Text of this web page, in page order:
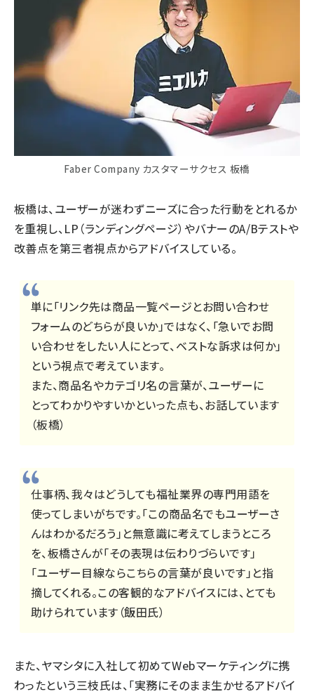
Faber Company カスタマーサクセス 板橋
板橋は、ユーザーが迷わずニーズに合った行動をとれるか
を重視し、LP（ランディングページ）やバナーのA/Bテストや
改善点を第三者視点からアドバイスしている。
単に「リンク先は商品一覧ページとお問い合わせ
フォームのどちらが良いか」ではなく、「急いでお問
い合わせをしたい人にとって、ベストな訴求は何か」
という視点で考えています。
また、商品名やカテゴリ名の言葉が、ユーザーに
とってわかりやすいかといった点も、お話しています
（板橋）
仕事柄、我々はどうしても福祉業界の専門用語を
使ってしまいがちです。「この商品名でもユーザーさ
んはわかるだろう」と無意識に考えてしまうところ
を、板橋さんが「その表現は伝わりづらいです」
「ユーザー目線ならこちらの言葉が良いです」と指
摘してくれる。この客観的なアドバイスには、とても
助けられています（飯田氏）
また、ヤマシタに入社して初めてWebマーケティングに携
わったという三枝氏は、「実務にそのまま生かせるアドバイ